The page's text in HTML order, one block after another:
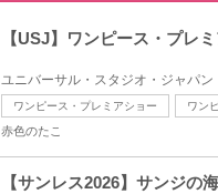
【USJ】ワンピース・プレ
ユニバーサル・スタジオ・ジャパ
ワンピース・プレミアショー ワン
赤色のたこ
【サンレス2026】サンジ